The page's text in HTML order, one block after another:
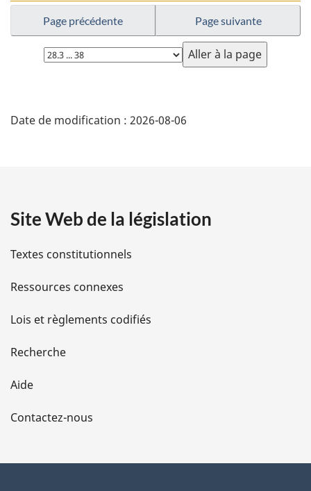
Page précédente Page suivante
Choisissez
la
é
i
l
s
d
e
l
a
Date de modification : 2026-08-06
Site Web de la législation
Textes constitutionnels
Ressources connexes
Lois et règlements codifiés
Recherche
Aide
Contactez-nous